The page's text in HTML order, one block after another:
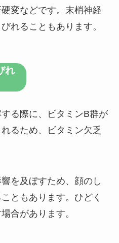
変などです。末梢神経
れることもあります。
れ
る際に、ビタミンB群が
るため、ビタミン欠乏
を及ぼすため、顔のし
ともあります。ひどく
合があります。